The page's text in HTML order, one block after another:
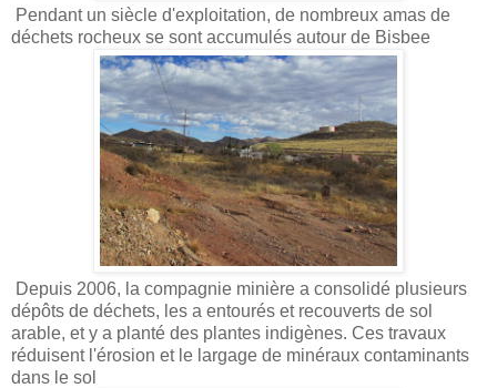
Pendant un siècle d'exploitation, de nombreux amas de
déchets rocheux se sont accumulés autour de Bisbee
Depuis 2006, la compagnie minière a consolidé plusieurs
dépôts de déchets, les a entourés et recouverts de sol
arable, et y a planté des plantes indigènes. Ces travaux
réduisent l'érosion et le largage de minéraux contaminants
dans le sol